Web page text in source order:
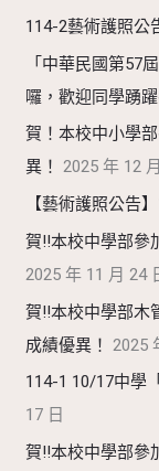
114-2藝術護照公
「中華民國第57
囉，歡迎同學踴
賀！本校中小學
異！ 2025 年 12
【藝術護照公告
賀!!本校中學部參
2025 年 11 月 24
賀!!本校中學部木
成績優異！ 2025
114-1 10/17中學
17 日
賀!!本校中學部參